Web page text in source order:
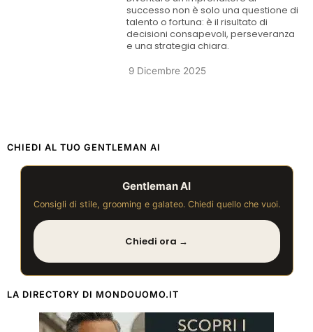
successo non è solo una questione di
talento o fortuna: è il risultato di
decisioni consapevoli, perseveranza
e una strategia chiara.
9 Dicembre 2025
CHIEDI AL TUO GENTLEMAN AI
Gentleman AI
Consigli di stile, grooming e galateo. Chiedi quello che vuoi.
Chiedi ora →
LA DIRECTORY DI MONDOUOMO.IT